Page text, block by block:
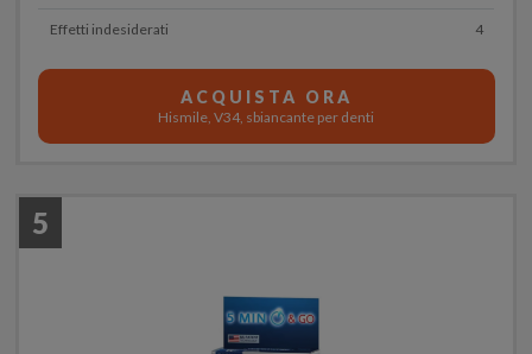
Effetti indesiderati 4
ACQUISTA ORA
Hismile, V34, sbiancante per denti
5